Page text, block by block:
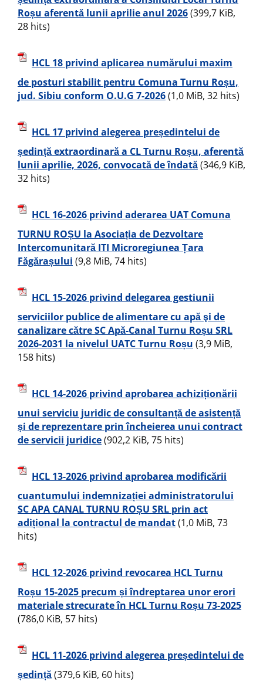
Roșu aferentă lunii aprilie anul 2026(399,7 KiB,
28 hits)
HCL 18 privind aplicarea numărului maxim
de posturi stabilit pentru Comuna Turnu Roșu,
jud. Sibiu conform O.U.G 7-2026(1,0 MiB, 32 hits)
HCL 17 privind alegerea președintelui de
ședință extraordinară a CL Turnu Roșu, aferentă
lunii aprilie, 2026, convocată de îndată(346,9 KiB,
32 hits)
HCL 16-2026 privind aderarea UAT Comuna
TURNU ROȘU la Asociația de Dezvoltare
Intercomunitară ITI Microregiunea Țara
Făgărașului (9,8 MiB, 74 hits)
HCL 15-2026 privind delegarea gestiunii
serviciilor publice de alimentare cu apă şi de
canalizare către SC Apă-Canal Turnu Roșu SRL
2026-2031 la nivelul UATC Turnu Roșu (3,9 MiB,
158 hits)
HCL 14-2026 privind aprobarea achiziționării
unui serviciu juridic de consultanță de asistență
și de reprezentare prin încheierea unui contract
de servicii juridice(902,2 KiB, 75 hits)
HCL 13-2026 privind aprobarea modificării
cuantumului indemnizației administratorului
SC APA CANAL TURNU ROȘU SRL prin act
adițional la contractul de mandat(1,0 MiB, 73
hits)
HCL 12-2026 privind revocarea HCL Turnu
Roșu 15-2025 precum și îndreptarea unor erori
materiale strecurate în HCL Turnu Roșu 73-2025
(786,0 KiB, 57 hits)
HCL 11-2026 privind alegerea președintelui de
ședință(379,6 KiB, 60 hits)